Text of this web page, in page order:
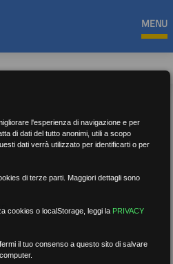
MENU
l'esperienza di navigazione e per
di dati del tutto anonimi, utili a scopo
dati verrà utilizzato per identificarti o per
di terze parti. Maggiori dettagli sono
cookies o localStorage, leggi la PRIVACY
il tuo consenso a questo sito di salvare